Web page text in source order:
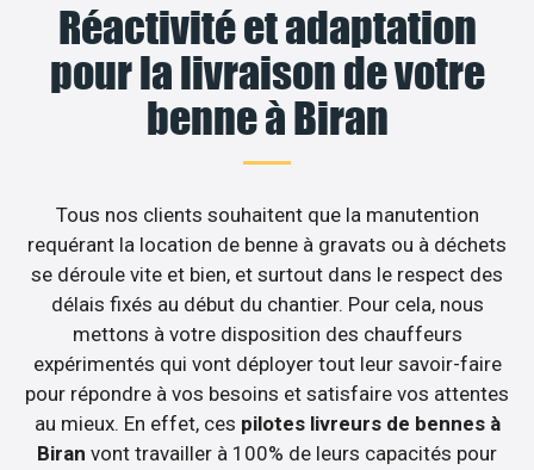
Réactivité et adaptation
pour la livraison de votre
benne à Biran
Tous nos clients souhaitent que la manutention
requérant la location de benne à gravats ou à déchets
se déroule vite et bien, et surtout dans le respect des
délais fixés au début du chantier. Pour cela, nous
mettons à votre disposition des chauffeurs
expérimentés qui vont déployer tout leur savoir-faire
pour répondre à vos besoins et satisfaire vos attentes
au mieux. En effet, ces pilotes livreurs de bennes à
Biran vont travailler à 100% de leurs capacités pour